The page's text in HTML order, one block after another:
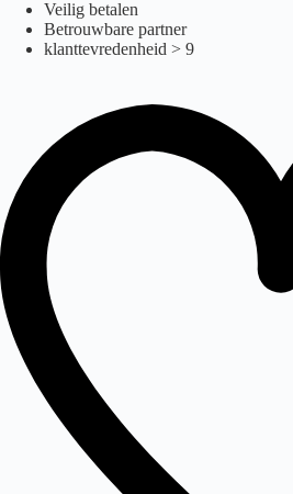
mobio
naar
Veilig betalen
Betrouwbare partner
klanttevredenheid > 9